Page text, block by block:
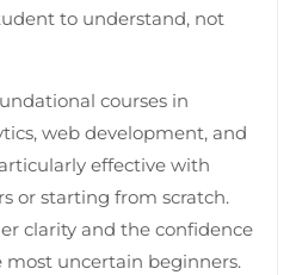
to understand, not
courses in
web development, and
effective with
or starting from scratch.
clarity and the confidence
most uncertain beginners.